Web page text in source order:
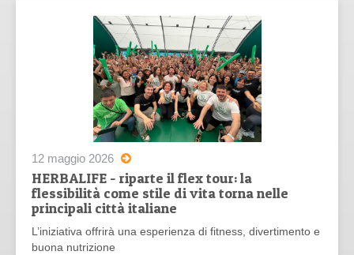
12 maggio 2026
HERBALIFE - riparte il flex tour: la
flessibilità come stile di vita torna nelle
principali città italiane
L’iniziativa offrirà una esperienza di fitness, divertimento e
buona nutrizione